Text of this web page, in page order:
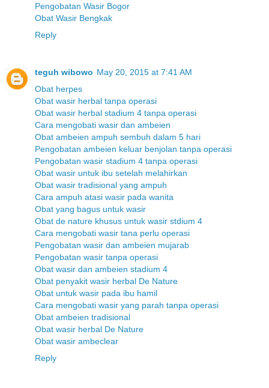
Pengobatan Wasir Bogor
Obat Wasir Bengkak
Reply
teguh wibowo May 20, 2015 at 7:41 AM
Obat herpes
Obat wasir herbal tanpa operasi
Obat wasir herbal stadium 4 tanpa operasi
Cara mengobati wasir dan ambeien
Obat ambeien ampuh sembuh dalam 5 hari
Pengobatan ambeien keluar benjolan tanpa operasi
Pengobatan wasir stadium 4 tanpa operasi
Obat wasir untuk ibu setelah melahirkan
Obat wasir tradisional yang ampuh
Cara ampuh atasi wasir pada wanita
Obat yang bagus untuk wasir
Obat de nature khusus untuk wasir stdium 4
Cara mengobati wasir tana perlu operasi
Pengobatan wasir dan ambeien mujarab
Pengobatan wasir tanpa operasi
Obat wasir dan ambeien stadium 4
Obat penyakit wasir herbal De Nature
Obat untuk wasir pada ibu hamil
Cara mengobati wasir yang parah tanpa operasi
Obat ambeien tradisional
Obat wasir herbal De Nature
Obat wasir ambeclear
Reply